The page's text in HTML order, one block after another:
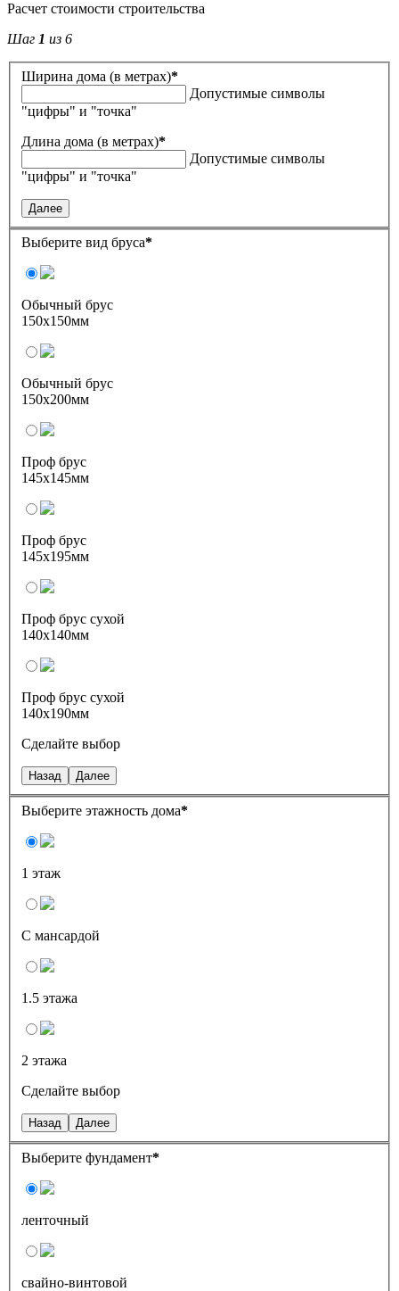
Расчет стоимости строительства
Шаг 1 из 6
Ширина дома (в метрах)*
Допустимые символы
"цифры" и "точка"
Длина дома (в метрах)*
Допустимые символы
"цифры" и "точка"
Далее
Выберите вид бруса*
Обычный брус
150х150мм
Обычный брус
150х200мм
Проф брус
145х145мм
Проф брус
145х195мм
Проф брус сухой
140х140мм
Проф брус сухой
140х190мм
Сделайте выбор
Назад Далее
Выберите этажность дома*
1 этаж
С мансардой
1.5 этажа
2 этажа
Сделайте выбор
Назад Далее
Выберите фундамент*
ленточный
свайно-винтовой